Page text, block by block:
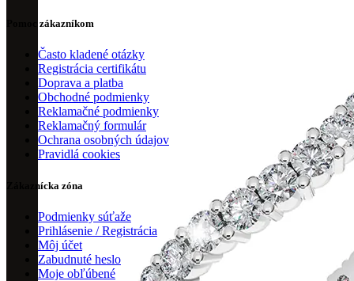
Pomoc zákazníkom
Často kladené otázky
Registrácia certifikátu
Doprava a platba
Obchodné podmienky
Reklamačné podmienky
Reklamačný formulár
Ochrana osobných údajov
Pravidlá cookies
Zákaznícka zóna
Podmienky súťaže
Prihlásenie / Registrácia
Môj účet
Zabudnuté heslo
Moje obľúbené